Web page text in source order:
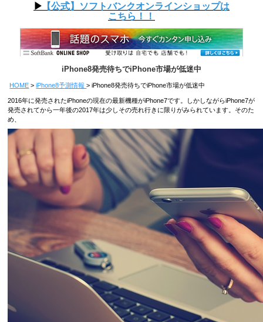
▶︎ 【公式】ソフトバンクオンラインショップは
こちら！！
iPhone8発売待ちでiPhone市場が低迷中
HOME iPhone8予測情報 iPhone8発売待ちでiPhone市場が低迷中
2016年に発売されたiPhoneの現在の最新機種がiPhone7です。しかしながらiPhone7が
発売されてから一年後の2017年は少しその売れ行きに限りがみられています。そのた
め、